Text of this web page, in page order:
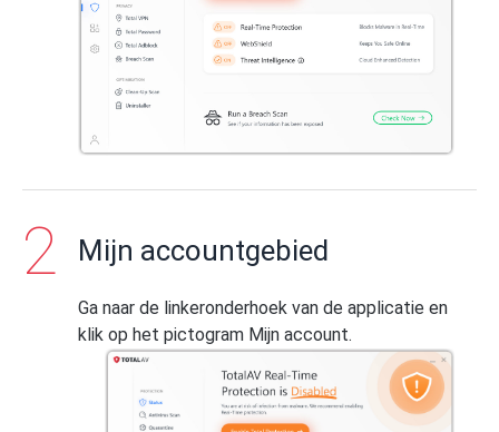
Mijn accountgebied
Ga naar de linkeronderhoek van de applicatie en
klik op het pictogram Mijn account.